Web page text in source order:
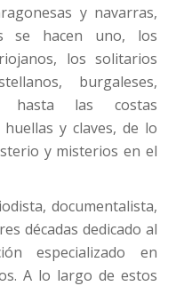
y navarras,
se hacen uno, los
los solitarios
burgaleses,
hasta las costas
y claves, de lo
y misterios en el
documentalista,
décadas dedicado al
especializado en
A lo largo de estos